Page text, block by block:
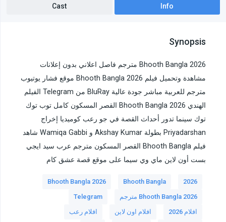
Info
Cast
Synopsis
Bhooth Bangla 2026 مترجم فاصل اعلاني بدون إعلانات
مشاهدة وتحميل فيلم Bhooth Bangla 2026 موقع فشار يوتيوب
مترجم للعربية مباشر جودة عالية BluRay من Telegram الفيلم
الهندي Bhooth Bangla 2026 القصر المسكون كامل توب توك
توك سينما تدور أحداث القصة في جو رعب كوميديا إخراج
Priyadarshan بطولة Akshay Kumar و Wamiqa Gabbi شاهد
فيلم Bhooth Bangla القصر المسكون مترجم عرب سيد ايجي
بست أون لاين ماي وي سيما على موقع قصة عشق كام
2026
Bhooth Bangla
Bhooth Bangla 2026
Bhooth Bangla 2026 مترجم
Telegram
افلام 2026
افلام اون لاين
افلام رعب